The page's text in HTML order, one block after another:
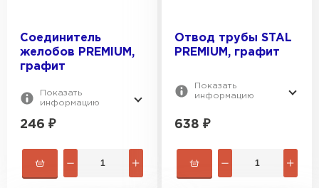
Соединитель
желобов PREMIUM,
графит
Показать
информацию
246 ₽
Отвод трубы STAL
PREMIUM, графит
Показать
информацию
638 ₽